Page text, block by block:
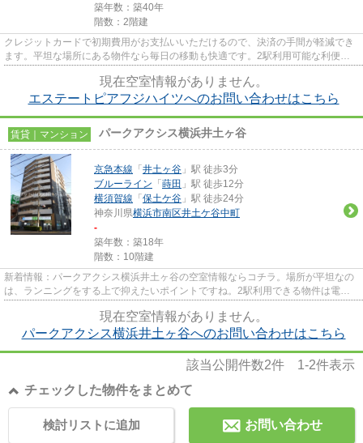
築年数：築40年
階数：2階建
クレジットカードで初期費用がお支払いいただけるので、決済の手間が軽減でき
ます。平坦な場所にある物件なら毎日の移動も快適です。2駅利用可能な利便性
現在空室情報がありません。
エステートピアフジハイツへのお問い合わせはこちら
賃貸｜マンション パークアクシス横浜井土ヶ谷
京急本線 「 井土ヶ谷 」駅 徒歩3分
ブルーライン 「 蒔田 」駅 徒歩12分
横須賀線 「 保土ケ谷 」駅 徒歩24分
神奈川県横浜市南区井土ケ谷中町
-
築年数：築18年
階数：10階建
新着情報：パークアクシス横浜井土ヶ谷の空室情報ならコチラ。場所が平坦なの
は、ランニングをする上で抑えたいポイントですね。2駅利用できる物件は電車
現在空室情報がありません。
パークアクシス横浜井土ヶ谷へのお問い合わせはこちら
該当公開件数2件 1-2件表示
チェックした物件をまとめて
お問い合わせ
検討リストに追加